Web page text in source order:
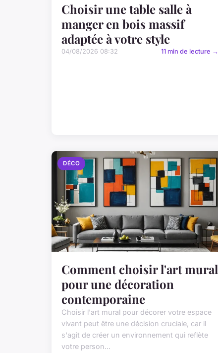
Choisir une table salle à
manger en bois massif
adaptée à votre style
04/08/2026 08:32 11 min de lecture →
DÉCO
Comment choisir l'art mural
pour une décoration
contemporaine
Choisir l'art mural pour décorer votre espace
vivant peut être une décision cruciale, car il
s'agit de créer un environnement qui reflète
votre person...